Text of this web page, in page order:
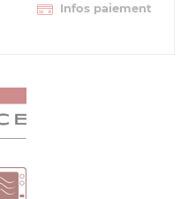
Infos paiement